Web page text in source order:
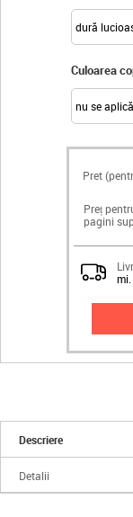
Culoarea
Pret
Preț
pagini
Descriere
Detalii